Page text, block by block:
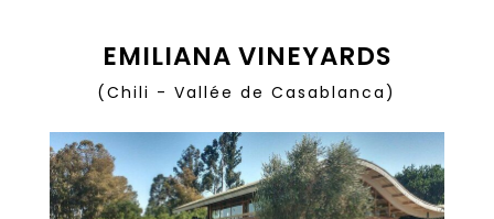
EMILIANA VINEYARDS
(Chili - Vallée de Casablanca)